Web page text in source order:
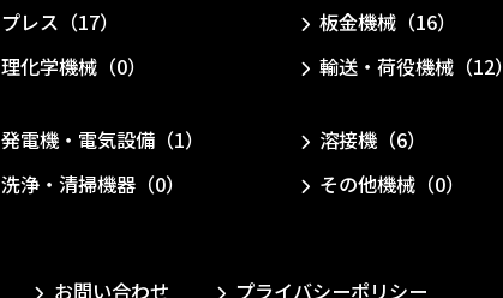
プレス（17） 板金機械（16）
理化学機械（0） 輸送・荷役機械（12）
発電機・電気設備（1） 溶接機（6）
洗浄・清掃機器（0） その他機械（0）
お問い合わせ プライバシーポリシー